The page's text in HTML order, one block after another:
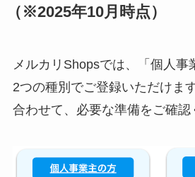
（※2025年10月時点）
メルカリShopsでは、「個人事
2つの種別でご登録いただけま
合わせて、必要な準備をご確認